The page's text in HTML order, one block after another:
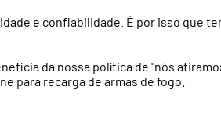
e confiabilidade. É por isso que
da nossa política de "nós
para recarga de armas de fogo.